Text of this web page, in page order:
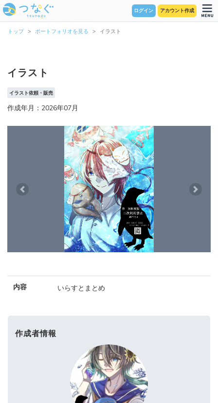
ログイン アカウント作成
トップ ポートフォリオを見る イラスト
イラスト
イラスト依頼・販売
作成年月：2026年07月
Previous Next
内容 いらすとまとめ
作成者情報